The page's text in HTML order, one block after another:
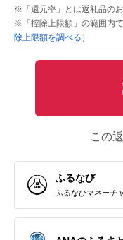
※「還元率」とは返礼品の
※「控除上限額」の範囲内
除上限額を調べる）
この
ふるなび
ふるなびマネーチ